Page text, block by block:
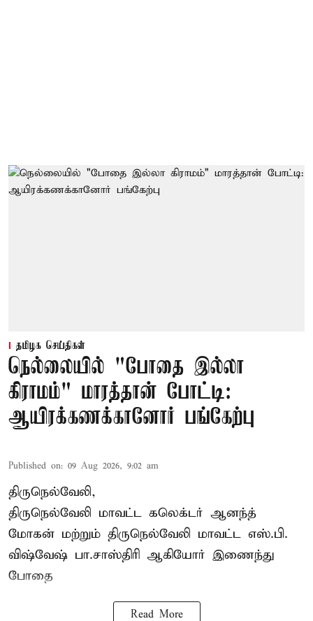
தமிழக செய்திகள்
நெல்லையில் "போதை இல்லா
கிராமம்" மாரத்தான் போட்டி:
ஆயிரக்கணக்கானோர் பங்கேற்பு
Published on: 09 Aug 2026, 9:02 am
திருநெல்வேலி,
திருநெல்வேலி மாவட்ட கலெக்டர் ஆனந்த்
மோகன் மற்றும் திருநெல்வேலி மாவட்ட எஸ்.பி.
விஷ்வேஷ் பா.சாஸ்திரி ஆகியோர் இணைந்து
போதை
Read More